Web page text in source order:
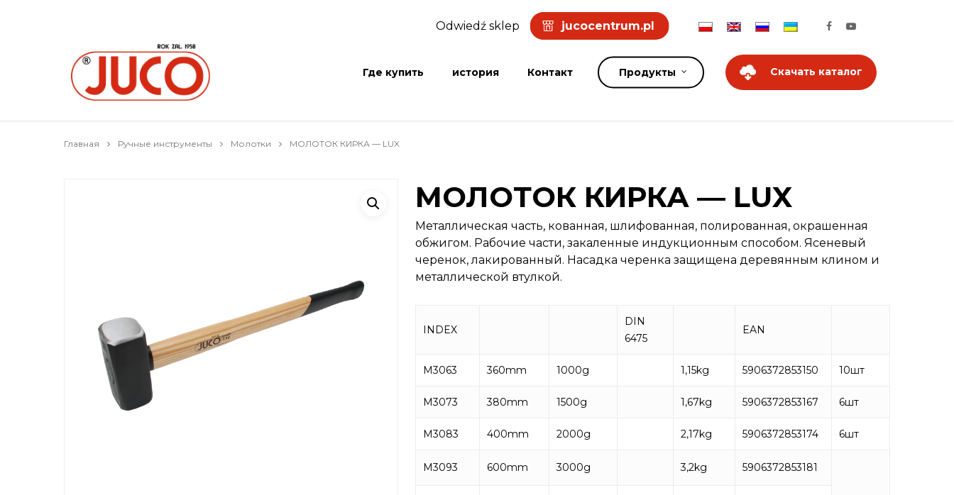
Odwiedź sklep jucocentrum.pl
Где купить история Контакт Продукты Скачать каталог
Главная Ручные инструменты Молотки МОЛОТОК КИРКА — LUX
МОЛОТОК КИРКА — LUX
Металлическая часть, кованная, шлифованная, полированная, окрашенная
обжигом. Рабочие части, закаленные индукционным способом. Ясеневый
черенок, лакированный. Насадка черенка защищена деревянным клином и
металлической втулкой.
INDEX
DIN
6475
EAN
M3063 360mm 1000g 1,15kg 5906372853150 10шт
M3073 380mm 1500g 1,67kg 5906372853167 6шт
M3083 400mm 2000g 2,17kg 5906372853174 6шт
M3093 600mm 3000g 3,2kg 5906372853181